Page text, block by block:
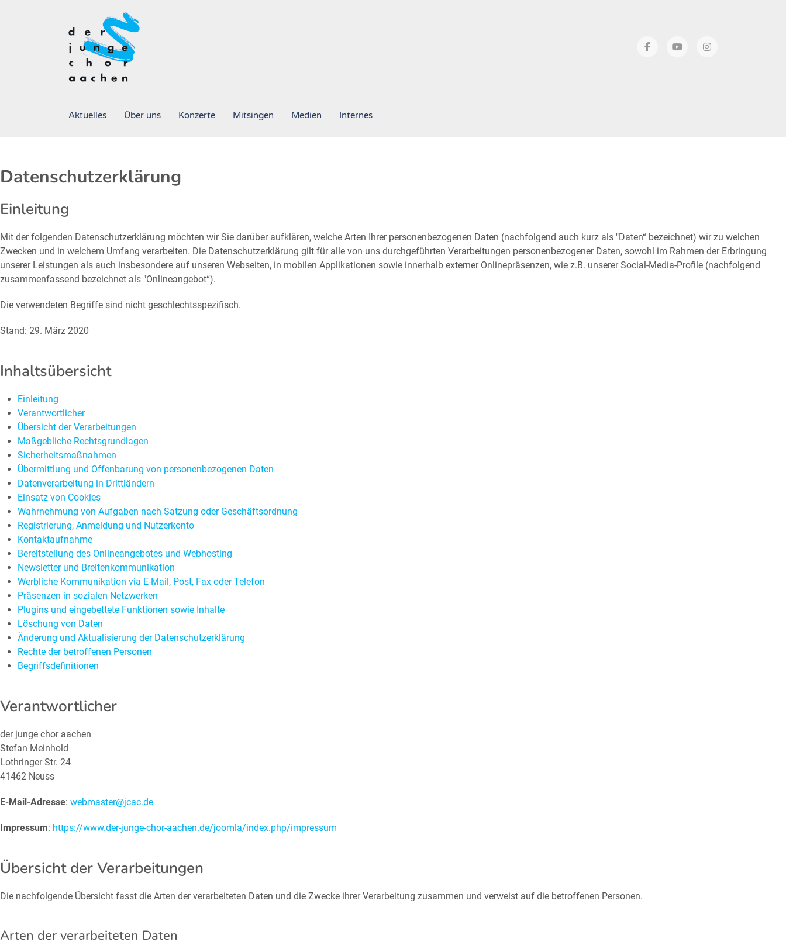
Aktuelles Über uns Konzerte Mitsingen Medien Internes
Datenschutzerklärung
Einleitung
Mit der folgenden Datenschutzerklärung möchten wir Sie darüber aufklären, welche Arten Ihrer personenbezogenen Daten (nachfolgend auch kurz als "Daten“ bezeichnet) wir zu welchen
Zwecken und in welchem Umfang verarbeiten. Die Datenschutzerklärung gilt für alle von uns durchgeführten Verarbeitungen personenbezogener Daten, sowohl im Rahmen der Erbringung
unserer Leistungen als auch insbesondere auf unseren Webseiten, in mobilen Applikationen sowie innerhalb externer Onlinepräsenzen, wie z.B. unserer Social-Media-Profile (nachfolgend
zusammenfassend bezeichnet als "Onlineangebot“).
Die verwendeten Begriffe sind nicht geschlechtsspezifisch.
Stand: 29. März 2020
Inhaltsübersicht
Einleitung
Verantwortlicher
Übersicht der Verarbeitungen
Maßgebliche Rechtsgrundlagen
Sicherheitsmaßnahmen
Übermittlung und Offenbarung von personenbezogenen Daten
Datenverarbeitung in Drittländern
Einsatz von Cookies
Wahrnehmung von Aufgaben nach Satzung oder Geschäftsordnung
Registrierung, Anmeldung und Nutzerkonto
Kontaktaufnahme
Bereitstellung des Onlineangebotes und Webhosting
Newsletter und Breitenkommunikation
Werbliche Kommunikation via E-Mail, Post, Fax oder Telefon
Präsenzen in sozialen Netzwerken
Plugins und eingebettete Funktionen sowie Inhalte
Löschung von Daten
Änderung und Aktualisierung der Datenschutzerklärung
Rechte der betroffenen Personen
Begriffsdefinitionen
Verantwortlicher
der junge chor aachen
Stefan Meinhold
Lothringer Str. 24
41462 Neuss
E-Mail-Adresse: webmaster@jcac.de
Impressum: https://www.der-junge-chor-aachen.de/joomla/index.php/impressum
Übersicht der Verarbeitungen
Die nachfolgende Übersicht fasst die Arten der verarbeiteten Daten und die Zwecke ihrer Verarbeitung zusammen und verweist auf die betroffenen Personen.
Arten der verarbeiteten Daten